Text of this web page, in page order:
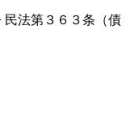
民法第３６３条（債